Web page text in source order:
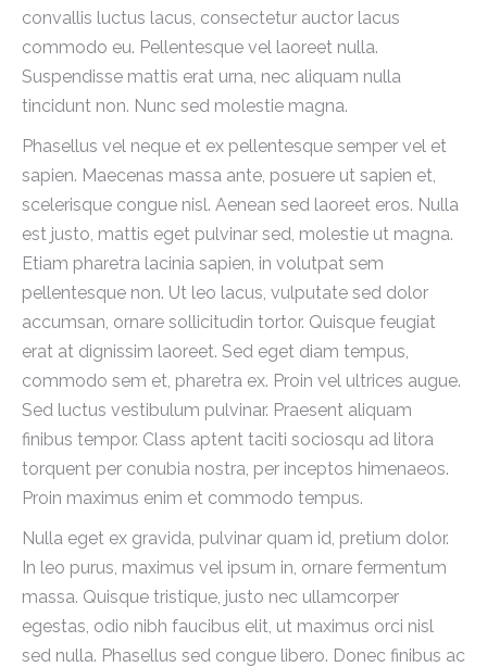
convallis luctus lacus, consectetur auctor lacus
commodo eu. Pellentesque vel laoreet nulla.
Suspendisse mattis erat urna, nec aliquam nulla
tincidunt non. Nunc sed molestie magna.
Phasellus vel neque et ex pellentesque semper vel et
sapien. Maecenas massa ante, posuere ut sapien et,
scelerisque congue nisl. Aenean sed laoreet eros. Nulla
est justo, mattis eget pulvinar sed, molestie ut magna.
Etiam pharetra lacinia sapien, in volutpat sem
pellentesque non. Ut leo lacus, vulputate sed dolor
accumsan, ornare sollicitudin tortor. Quisque feugiat
erat at dignissim laoreet. Sed eget diam tempus,
commodo sem et, pharetra ex. Proin vel ultrices augue.
Sed luctus vestibulum pulvinar. Praesent aliquam
finibus tempor. Class aptent taciti sociosqu ad litora
torquent per conubia nostra, per inceptos himenaeos.
Proin maximus enim et commodo tempus.
Nulla eget ex gravida, pulvinar quam id, pretium dolor.
In leo purus, maximus vel ipsum in, ornare fermentum
massa. Quisque tristique, justo nec ullamcorper
egestas, odio nibh faucibus elit, ut maximus orci nisl
sed nulla. Phasellus sed congue libero. Donec finibus ac